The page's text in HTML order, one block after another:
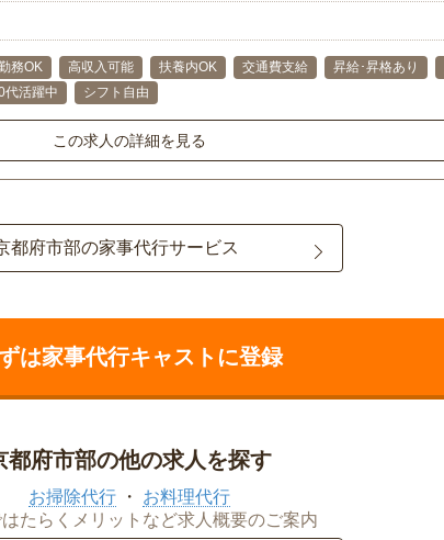
務OK 高収入可能 扶養内OK 交通費支給 昇給･昇格あり
代活躍中 シフト自由
この求人の詳細を見る
都府市部の家事代行サービス
は家事代行キャストに登録
都府市部の他の求人を探す
お掃除代行
お料理代行
たらくメリットなど求人概要のご案内